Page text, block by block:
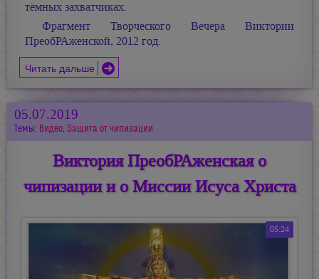
тёмных захватчиках.
Фрагмент Творческого Вечера Виктории
ПреобРАженской, 2012 год.
Читать дальше
05.07.2019
Темы: Видео, Защита от чипизации
Виктория ПреобРАженская о
чипизации и о Миссии Исуса Христа
05:24